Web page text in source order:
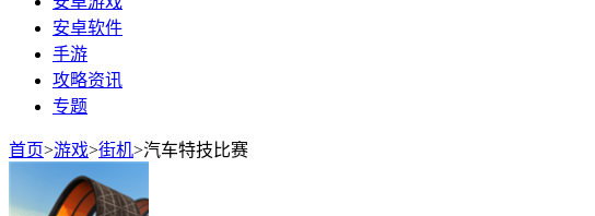
安卓软件
手游
攻略资讯
专题
首页>游戏>街机>汽车特技比赛